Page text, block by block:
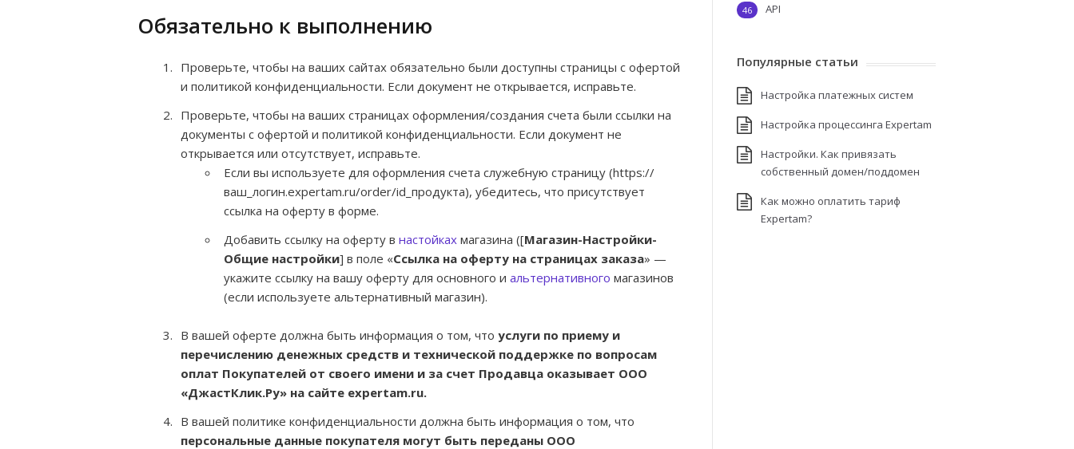
Обязательно к выполнению
Проверьте, чтобы на ваших сайтах обязательно были доступны страницы с офертой
и политикой конфиденциальности. Если документ не открывается, исправьте.
Проверьте, чтобы на ваших страницах оформления/создания счета были ссылки на
документы с офертой и политикой конфиденциальности. Если документ не
открывается или отсутствует, исправьте.
Если вы используете для оформления счета служебную страницу (https://
ваш_логин.expertam.ru/order/id_продукта), убедитесь, что присутствует
ссылка на оферту в форме.
Добавить ссылку на оферту в настойках магазина ([Магазин-Настройки-
Общие настройки] в поле «Ссылка на оферту на страницах заказа» —
укажите ссылку на вашу оферту для основного и альтернативного магазинов
(если используете альтернативный магазин).
В вашей оферте должна быть информация о том, что услуги по приему и
перечислению денежных средств и технической поддержке по вопросам
оплат Покупателей от своего имени и за счет Продавца оказывает ООО
«ДжастКлик.Ру» на сайте expertam.ru.
В вашей политике конфиденциальности должна быть информация о том, что
персональные данные покупателя могут быть переданы ООО
API
46
Популярные статьи
Настройка платежных систем
Настройка процессинга Expertam
Настройки. Как привязать
собственный домен/поддомен
Как можно оплатить тариф
Expertam?